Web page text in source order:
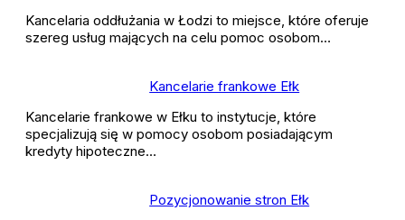
Kancelaria oddłużania w Łodzi to miejsce, które oferuje
szereg usług mających na celu pomoc osobom…
Kancelarie frankowe Ełk
Kancelarie frankowe w Ełku to instytucje, które
specjalizują się w pomocy osobom posiadającym
kredyty hipoteczne…
Pozycjonowanie stron Ełk